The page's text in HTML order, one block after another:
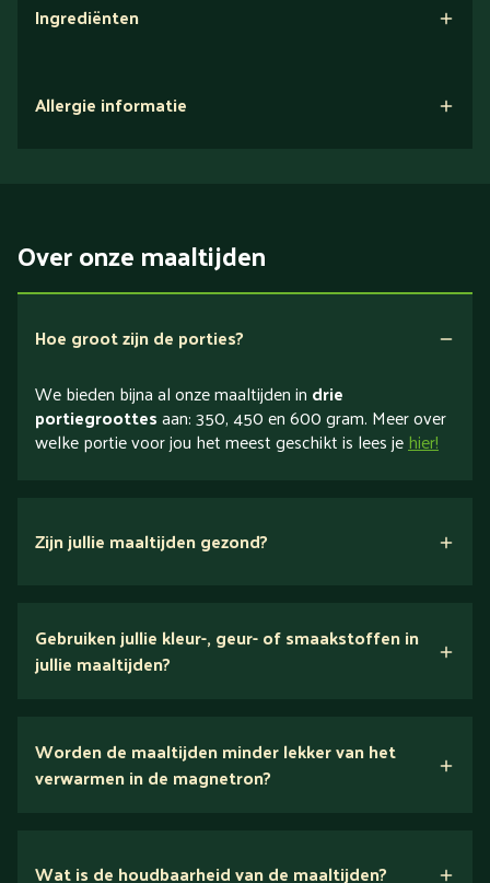
Ingrediënten
Allergie informatie
Over onze maaltijden
Hoe groot zijn de porties?
We bieden bijna al onze maaltijden in drie
portiegroottesaan: 350, 450 en 600 gram. Meer over
welke portie voor jou het meest geschikt is lees jehier!
Zijn jullie maaltijden gezond?
voedingsexperts
Gebruiken jullie kleur-, geur- of smaakstoffen in
jullie maaltijden?
Worden de maaltijden minder lekker van het
verwarmen in de magnetron?
Wat is de houdbaarheid van de maaltijden?